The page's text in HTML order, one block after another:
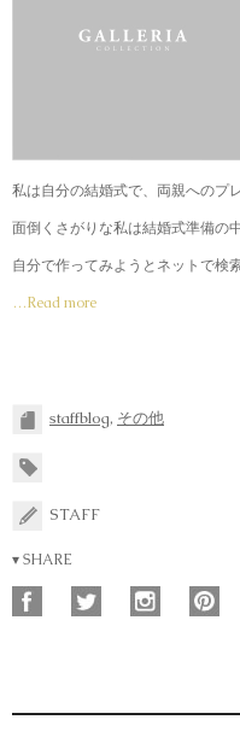
私は自分の結婚式で、両親へのプ
面倒くさがりな私は結婚式準備の
自分で作ってみようとネットで検
…Read more
staffblog, その他
STAFF
▾ SHARE